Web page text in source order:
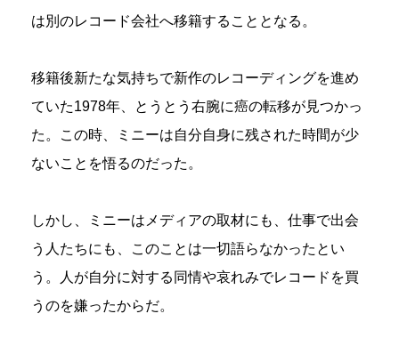
は別のレコード会社へ移籍することとなる。
移籍後新たな気持ちで新作のレコーディングを進め
ていた1978年、とうとう右腕に癌の転移が見つかっ
た。この時、ミニーは自分自身に残された時間が少
ないことを悟るのだった。
しかし、ミニーはメディアの取材にも、仕事で出会
う人たちにも、このことは一切語らなかったとい
う。人が自分に対する同情や哀れみでレコードを買
うのを嫌ったからだ。